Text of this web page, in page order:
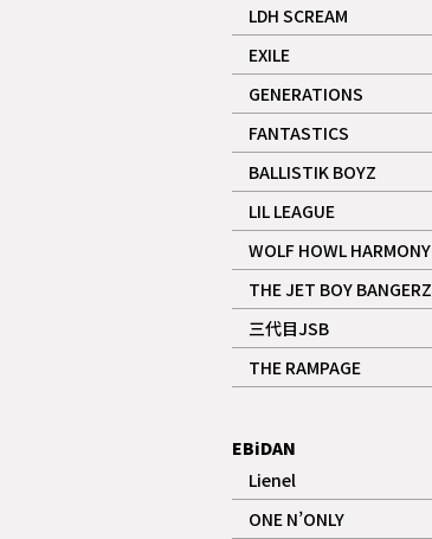
LDH SCREAM
記事
EXILE
記事
GENERATIONS
記事
FANTASTICS
記事
BALLISTIK BOYZ
記事
LIL LEAGUE
記事
WOLF HOWL HARMONY
記事
THE JET BOY BANGERZ
記事
三代目JSB
記事
THE RAMPAGE
記事
EBiDAN
Lienel
記事
ONE N’ONLY